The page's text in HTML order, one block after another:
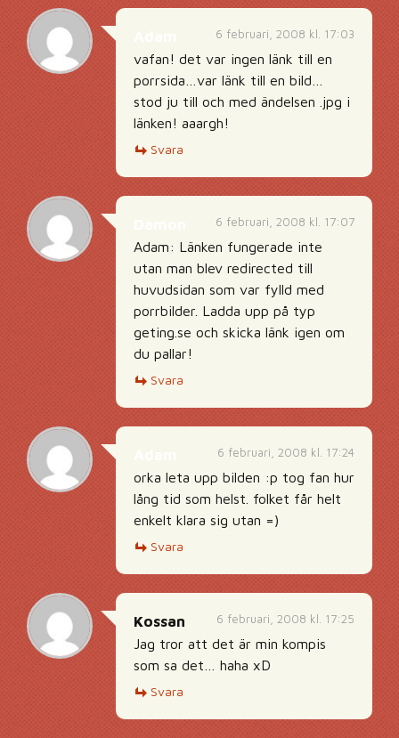
6 februari, 2008 kl. 17:03
vafan! det var ingen länk till en
porrsida…var länk till en bild…
stod ju till och med ändelsen .jpg i
länken! aaargh!
Svara
6 februari, 2008 kl. 17:07
Adam: Länken fungerade inte
utan man blev redirected till
huvudsidan som var fylld med
porrbilder. Ladda upp på typ
geting.se och skicka länk igen om
du pallar!
Svara
6 februari, 2008 kl. 17:24
orka leta upp bilden :p tog fan hur
lång tid som helst. folket får helt
enkelt klara sig utan =)
Svara
6 februari, 2008 kl. 17:25
Kossan
Jag tror att det är min kompis
som sa det… haha xD
Svara